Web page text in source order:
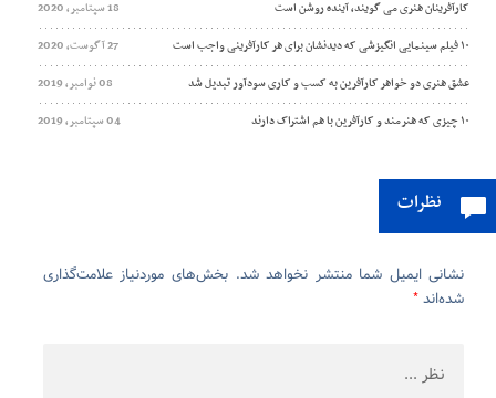
کارآفرینان هنری می گویند، آینده روشن است
18 سپتامبر, 2020
۱۰ فیلم سینمایی انگیزشی که دیدنشان برای هر کارآفرینی واجب است
27 آگوست, 2020
عشق هنری دو خواهر کارآفرین به کسب و کاری سودآور تبدیل شد
08 نوامبر, 2019
۱۰ چیزی که هنرمند و کارآفرین با هم اشتراک دارند
04 سپتامبر, 2019
نظرات
نشانی ایمیل شما منتشر نخواهد شد. بخش‌های موردنیاز علامت‌گذاری
شده‌اند *